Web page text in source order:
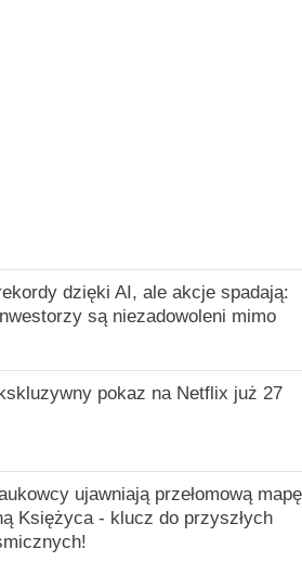
dzięki AI, ale akcje spadają:
są niezadowoleni mimo
pokaz na Netflix już 27
ujawniają przełomową mapę
Księżyca - klucz do przyszłych